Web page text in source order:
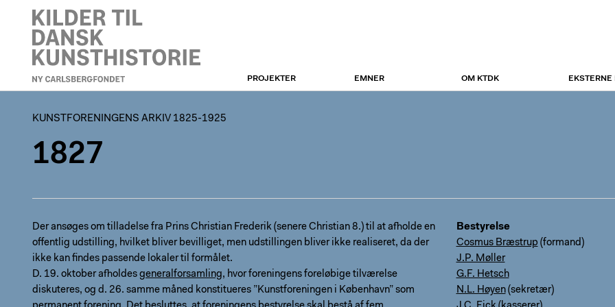
KUNSTFORENINGEN
PROJEKTER EMNER OM KTDK EKSTERNE
KUNSTFORENINGENS ARKIV 1825-1925
1827
Der ansøges om tilladelse fra Prins Christian Frederik (senere Christian 8.) til at afholde en
offentlig udstilling, hvilket bliver bevilliget, men udstillingen bliver ikke realiseret, da der
ikke kan findes passende lokaler til formålet.
D. 19. oktober afholdes generalforsamling, hvor foreningens foreløbige tilværelse
diskuteres, og d. 26. samme måned konstitueres ”Kunstforeningen i København” som
Bestyrelse
Cosmus Bræstrup (formand)
J.P. Møller
G.F. Hetsch
N.L. Høyen(sekretær)